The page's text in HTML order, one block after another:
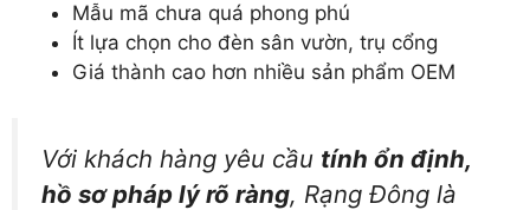
Mẫu mã chưa quá phong phú
Ít lựa chọn cho đèn sân vườn, trụ cổng
Giá thành cao hơn nhiều sản phẩm OEM
Với khách hàng yêu cầu tính ổn định,
hồ sơ pháp lý rõ ràng, Rạng Đông là